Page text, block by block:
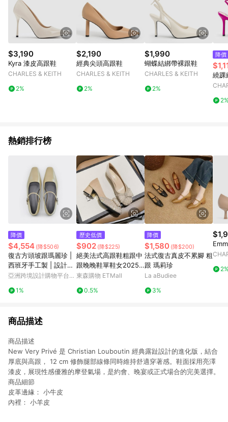
$3,190
Kyra 漆皮高跟鞋
CHARLES & KEITH
2%
$2,190
經典尖頭高跟鞋
CHARLES & KEITH
2%
$1,990
蝴蝶結綁帶裸跟鞋
CHARLES & KEITH
2%
降價
繞踝
熱銷排行榜
降價
$4,554 (降$506)
復古方頭坡跟瑪麗珍 |
西班牙手工製 | 設計師
款中跟鞋
亞洲跨境設計購物平台
1%
歷史低價
$902 (降$225)
絕美法式高跟鞋粗跟中
跟晚晚鞋單鞋女2025
年新款大碼鞋41-43夏
東森購物 ETMall
0.5%
降價
$1,580 (降$200)
法式復古真皮不累腳 粗
跟 瑪莉珍
La aBudiee
3%
商品描述
商品描述
New Very Privé 是 Christian Louboutin 經典露趾設計的進化版，結合
厚底與高跟， 12 cm 修飾腿部線條同時維持舒適穿著感。鞋面採用亮澤
漆皮，展現性感優雅的摩登氣場，是約會、晚宴或正式場合的完美選擇。
商品細節
皮革邊緣： 小牛皮
內裡： 小羊皮